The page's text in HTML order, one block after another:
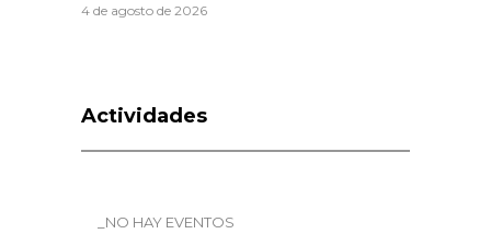
4 de agosto de 2026
Actividades
_NO HAY EVENTOS